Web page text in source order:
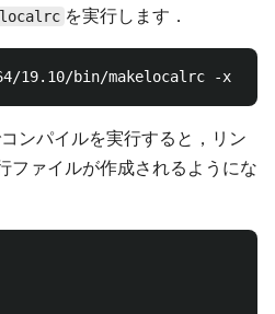
を実行します．
ンパイルを実行すると，リン
ファイルが作成されるようにな